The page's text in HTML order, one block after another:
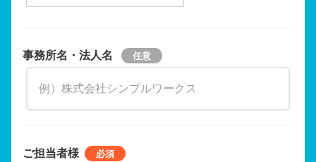
事務所名・法人名
ご担当者様